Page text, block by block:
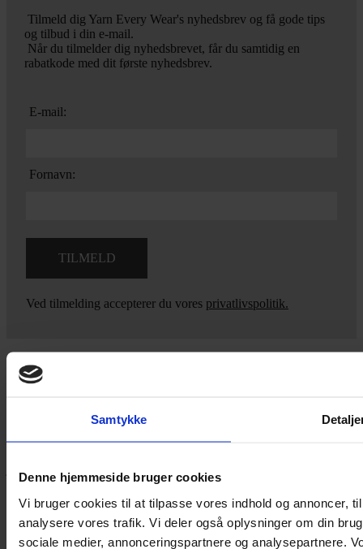
Samtykke
Denne hjemmeside bruger cookies
Vi bruger cookies til at tilpasse vores indhold og annoncer,
analysere vores trafik. Vi deler også oplysninger om din
sociale medier, annonceringspartnere og analysepartnere.
Tilmeld dig Yarn Every Wear's nyhedsbrev og få gode tips
og tilbud i din e-mail.
Når du tilmelder dig nyhedsbrevet, får du samtidig en
rabatkode med dit første nyhedsbrev.
E-mail:
Fornavn:
Ved tilmelding accepterer du vores privatlivspolitik.
Yarn Every Wear
Hvis du bøvler med noget eller ønsker ny inspiration, så skriv til
Vestergade 12 6270, Tønder
60 51 96 50
post@yarneverywear.dk
CVR 43041649